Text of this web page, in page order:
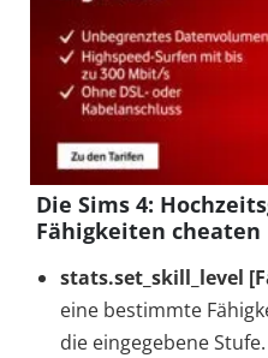
Die Sims 4:
Fähigkeiten cheaten
stats.set_skill_level
eine bestimmte
die eingegebene Stufe.